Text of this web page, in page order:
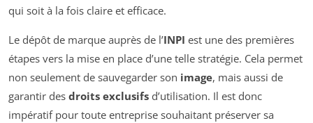
qui soit à la fois claire et efficace.
Le dépôt de marque auprès de l’INPI est une des premières
étapes vers la mise en place d’une telle stratégie. Cela permet
non seulement de sauvegarder son image, mais aussi de
garantir des droits exclusifs d’utilisation. Il est donc
impératif pour toute entreprise souhaitant préserver sa